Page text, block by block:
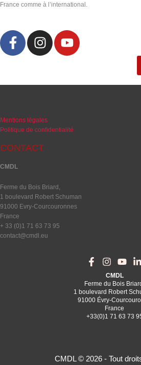
France comme à l’international.
F
a
b
k
-
f
I
n
a
a
Y
o
u
Mentions légales
Politique de confidentialité
CONTACT
CMDL
Ferme du Bois Briard,
1 boulevard Robert Schuman
91000 Evry-Courcouronnes
France
+ 33 (0)1 71 63 73 95
contact@cmdl.eu
CMDL
Ferme du Bois
1 boulevard Robert
91000 Évry-
France
+33(0)1 71 63 73
CMDL © 2026 - Tout